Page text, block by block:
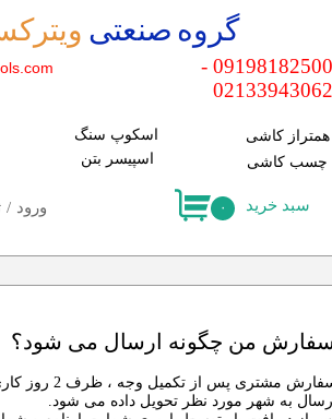
ورود /
حساب کاربری من
تغییر کلمه عبور
سفارشات
​گروه صنعتی
۰ سبد خرید
09198182500 -
​همتراز کاشی
​چسب کاشی
اسکوپ سنگ
اسپیسر بتن
من چگونه ارسال می شود؟
سفارش مشتری پس
به شهر مورد نظر تحویل داده می شود.